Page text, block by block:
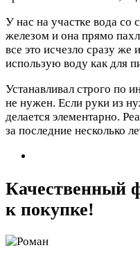
У нас на участке вода со
железом и она прямо
все это исчезло сразу же
использую воду как для
Устанавливал строго по
не нужен. Если руки из
делается элементарно.
за последние несколько
Качественный
к покупке!